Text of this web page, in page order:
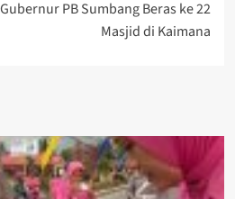
PB Sumbang Beras ke 22
Masjid di Kaimana